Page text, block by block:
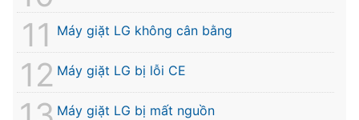
Máy giặt LG không cân bằng
Máy giặt LG bị lỗi CE
Máy giặt LG bị mất nguồn